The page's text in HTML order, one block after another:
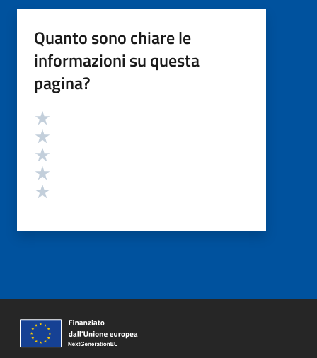
Quanto sono chiare le
informazioni su questa
pagina?
Valutazione